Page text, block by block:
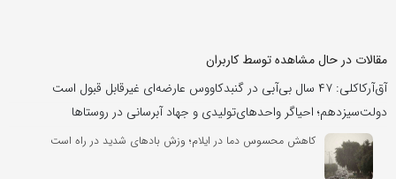
مقالات در حال مشاهده توسط کاربران
آق‌آرکاکلی: ۴۷ سال بی‌آبی در گنبدکاووس عارضه‌ای غیرقابل قبول است
دولت‌سیزدهم؛ احیاگر واحدهای‌تولیدی و جهاد آبرسانی در روستاها
کاهش محسوس دما در ایلام؛ وزش بادهای شدید در راه است